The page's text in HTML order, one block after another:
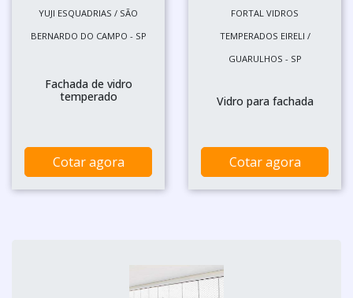
YUJI ESQUADRIAS / SÃO
BERNARDO DO CAMPO - SP
Fachada de vidro
temperado
Cotar agora
FORTAL VIDROS
TEMPERADOS EIRELI /
GUARULHOS - SP
Vidro para fachada
Cotar agora